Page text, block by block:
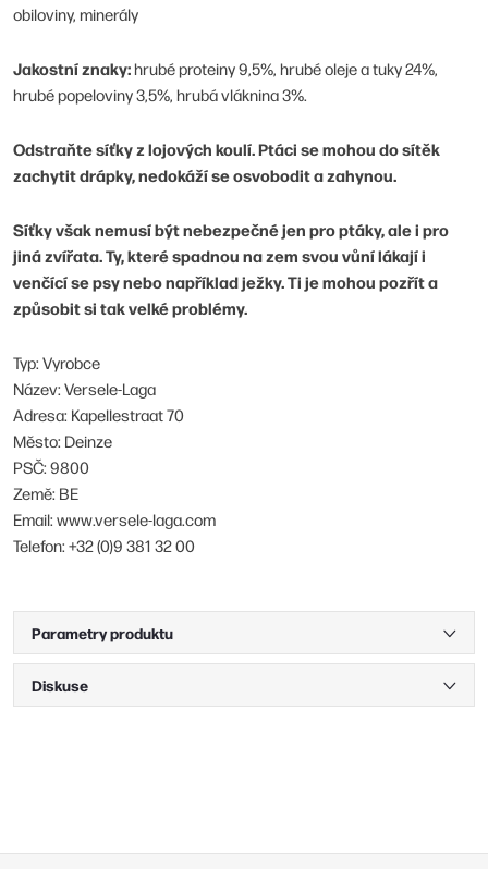
obiloviny, minerály
Jakostní znaky:hrubé proteiny 9,5%, hrubé oleje a tuky 24%,
hrubé popeloviny 3,5%, hrubá vláknina 3%.
Odstraňte síťky z lojových koulí. Ptáci se mohou do sítěk
zachytit drápky, nedokáží se osvobodit a zahynou.
Síťky však nemusí být nebezpečné jen pro ptáky, ale i pro
jiná zvířata. Ty, které spadnou na zem svou vůní lákají i
venčící se psy nebo například ježky. Ti je mohou pozřít a
způsobit si tak velké problémy.
Typ: Vyrobce
Název: Versele-Laga
Adresa: Kapellestraat 70
Město: Deinze
PSČ: 9800
Země: BE
Email: www.versele-laga.com
Telefon: +32 (0)9 381 32 00
Parametry produktu
Diskuse